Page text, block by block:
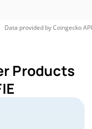
Data provided byCoingeckoAPI
Products